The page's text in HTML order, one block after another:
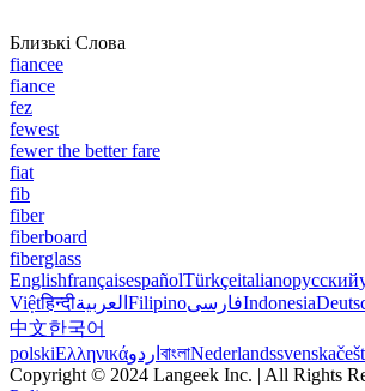
Близькі Слова
fiancee
fiance
fez
fewest
fewer the better fare
fiat
fib
fiber
fiberboard
fiberglass
EnglishfrançaisespañolTürkçeitalianoрусский
Việtहिन्दीالعربية FilipinoفارسیIndonesia
中文한국어
polskiΕλληνικάاردو বাংলাNederlandssvenska
Copyright © 2024 Langeek Inc. | All Rights